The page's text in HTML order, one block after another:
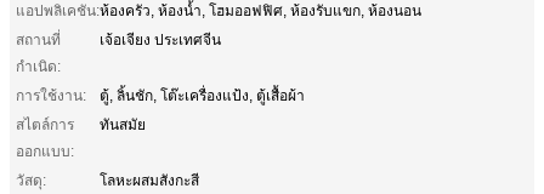
แอปพลิเคชัน:ห้องครัว, ห้องน้ำ, โฮมออฟฟิศ, ห้องรับแขก, ห้องนอน
สถานที่
กำเนิด:
เจ้อเจียง ประเทศจีน
การใช้งาน:
ตู้, ลิ้นชัก, โต๊ะเครื่องแป้ง, ตู้เสื้อผ้า
สไตล์การ
ออกแบบ:
ทันสมัย
วัสดุ:
โลหะผสมสังกะสี